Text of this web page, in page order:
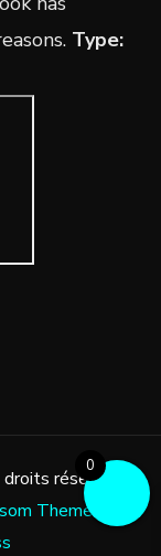
Type:
réservés.
Themes
0